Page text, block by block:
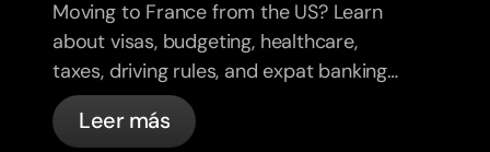
Moving to France from the US? Learn
about visas, budgeting, healthcare,
taxes, driving rules, and expat banking
in France with bunq.
Leer más